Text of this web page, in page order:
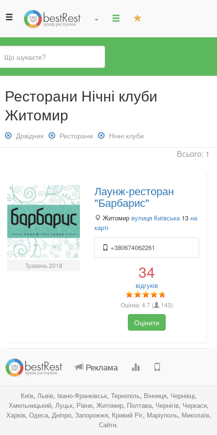
Ви
є
тут
Ресторани Нічні клуби
Житомир
Зняти
фільтр:
Довідник
Зняти
фільтр:
Ресторани
Зняти
фільтр:
Нічні клуби
Всього: 1
Травень 2018
Лаунж-ресторан
"Барбарис"
Житомир вулиця Київська13 на
карті
+380674062261
34
відгуків
Оцінка:4.7 ( 143)
Оцінити
Реклама
Київ, Львів, Івано-Франківськ, Тернопіль, Вінниця, Чернівці,
Хмельницький, Луцьк, Рівне, Житомир, Полтава, Чернігів, Черкаси,
Харків, Одеса, Дніпро, Запорожжя, Кривий Ріг, Маріуполь, Миколаїв,
Сайти.